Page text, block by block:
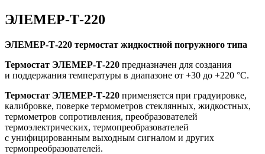
ЭЛЕМЕР-Т-220
ЭЛЕМЕР-Т-220 термостат жидкостной погружного типа
Термостат ЭЛЕМЕР-Т-220 предназначен для создания
и поддержания температуры в диапазоне от +30 до +220 °С.
Термостат ЭЛЕМЕР-Т-220 применяется при градуировке,
калибровке, поверке термометров стеклянных, жидкостных,
термометров сопротивления, преобразователей
термоэлектрических, термопреобразователей
с унифицированным выходным сигналом и других
термопреобразователей.